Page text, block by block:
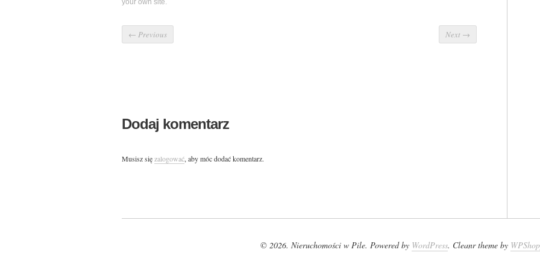
your own site.
← Previous Next →
Dodaj komentarz
Musisz sięzalogować, aby móc dodać komentarz.
© 2026. Nieruchomości w Pile. Powered by WordPress. Cleanr theme by